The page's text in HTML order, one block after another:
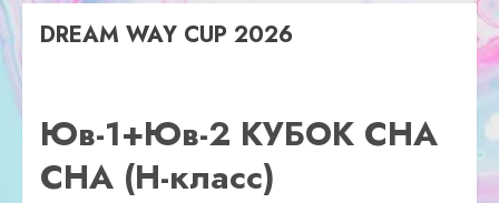
DREAM WAY CUP 2026
Юв-1+Юв-2 КУБОК CHA
CHA (Н-класс)